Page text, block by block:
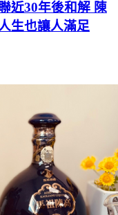
近30年後和解 陳
生也讓人滿足